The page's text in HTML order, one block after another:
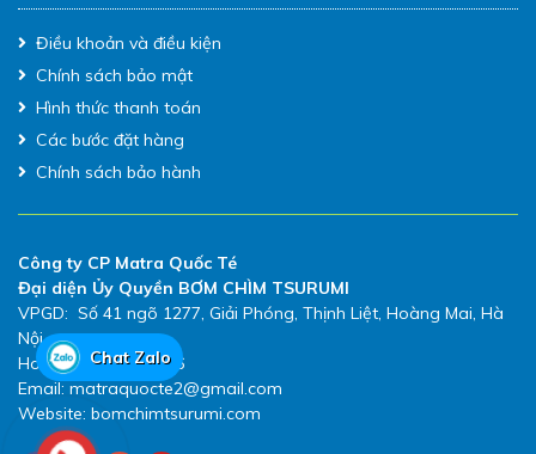
Điều khoản và điều kiện
Chính sách bảo mật
Hình thức thanh toán
Các bước đặt hàng
Chính sách bảo hành
Công ty CP Matra Quốc Té
Đại diện Ủy Quyền BƠM CHÌM TSURUMI
VPGD: Số 41 ngõ 1277, Giải Phóng, Thịnh Liệt, Hoàng Mai, Hà
Nội
Hotline: 0983.480.896
Email: matraquocte2@gmail.com
Website: bomchimtsurumi.com
Chat Zalo